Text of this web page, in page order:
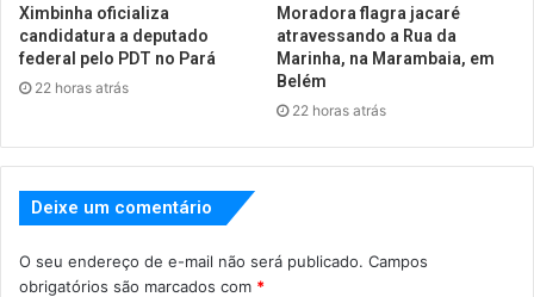
Ximbinha oficializa
candidatura a deputado
federal pelo PDT no Pará
22 horas atrás
Moradora flagra jacaré
atravessando a Rua da
Marinha, na Marambaia, em
Belém
22 horas atrás
Deixe um comentário
O seu endereço de e-mail não será publicado. Campos
obrigatórios são marcados com *